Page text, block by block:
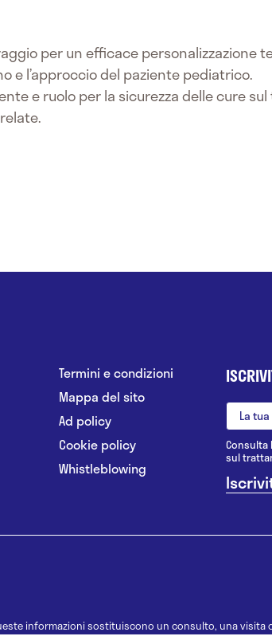
per un efficace personalizzazione
e l’approccio del paziente pediatrico.
e ruolo per la sicurezza delle cure
Termini e condizioni
Mappa del sito
Ad policy
Cookie policy
Whistleblowing
Consulta
sul
informazioni sostituiscono un consulto, una visita
suggerimenti per la formulazione di una diagnosi, la